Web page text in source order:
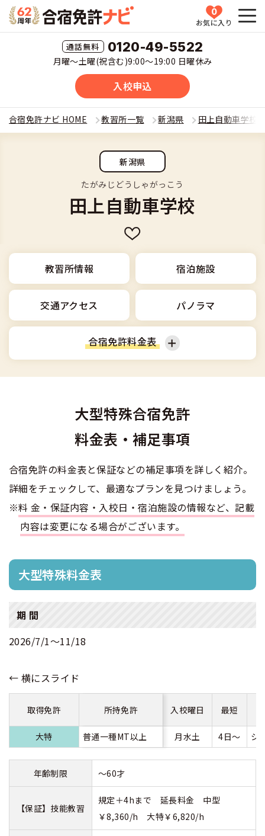
0
お気に入り
0120-49-5522
月曜〜土曜(祝含む)9:00〜19:00 日曜休み
入校申込
HOME
教習所一覧
運転免許の種類(車種)を選ぶ
普通二輪
大型二輪
準中型車
中型車
大型車
普通二種
中型二種
大型二種
特集ページ一覧
格安シーズン料金
出発地別おすすめ校
こだわり、テーマから探す
360度パノラマ教習所
教育訓練給付金制度
受験資格特例教習
お気に入りの教習所
合宿免許とは
安心・お得・早い・充実の合宿免許
合宿免許選びのアドバイス
合宿免許の入校までの流れ
合宿免許での免許取得の流れ
合宿に関わる料金について
合宿費用のお支払いについて
合宿免許 体験談・口コミ
合宿免許 よくある質問
まるわかり！合宿免許Q＆A
合宿免許に役立つ情報
合宿免許で最短合格するには
高校生は運転免許を取れる？
免許取消・失効による再取得
冬・雪国の合宿免許は大丈夫？
大型免許体験記
全国の運転免許試験場(免許センター)
本免学科試験問題に挑戦
合宿免許ナビについて
会社情報・代表メッセージ
会社概要
登録商標
特定商取引法に基づく表示
お気に入りの教習所一覧
運転者適性診断
0120-49-5522
入校申込
合宿免許ナビ HOME 教習所一覧 新潟県 田上自動車学校
新潟県
たがみじどうしゃがっこう
田上自動車学校
教習所情報 宿泊施設
交通アクセス パノラマ
合宿免許料金表
普通車 普通二輪
大型二輪 中型車
大型特殊合宿免許
料金表・補足事項
合宿免許の料金表と保証などの補足事項を詳しく紹介。
詳細をチェックして、最適なプランを見つけましょう。
※料金・保証内容・入校日・宿泊施設の情報など、記載
内容は変更になる場合がございます。
大型特殊料金表
期 間
2026/7/1〜11/18
取得免許 所持免許 入校曜日 最短
大特 普通一種MT以上 月水土 4日～ シ
年齢制限 ～60才
【保証】技能教習
規定＋4hまで 延長料金 中型
￥8,360/h 大特￥6,820/h